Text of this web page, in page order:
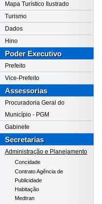
Mapa Turístico Ilustrado
Turismo
Dados
Hino
Poder Executivo
Prefeito
Vice-Prefeito
Assessorias
Procuradoria Geral do
Município - PGM
Gabinete
Secretarias
Administração e Planejamento
Concidade
Contrato Agência de
Publicidade
Habitação
Medtran